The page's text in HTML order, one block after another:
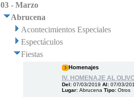
03 - Marzo
Abrucena
Acontecimientos Especiales
Espectáculos
Fiestas
Homenajes
IV. HOMENAJE AL
Del: 07/03/2019 Al: 07/03/
Lugar: Abrucena Tipo: Otros